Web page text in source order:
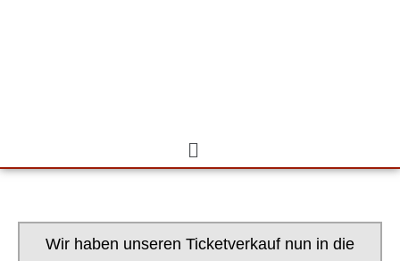
Menü
Wir haben unseren Ticketverkauf nun in die